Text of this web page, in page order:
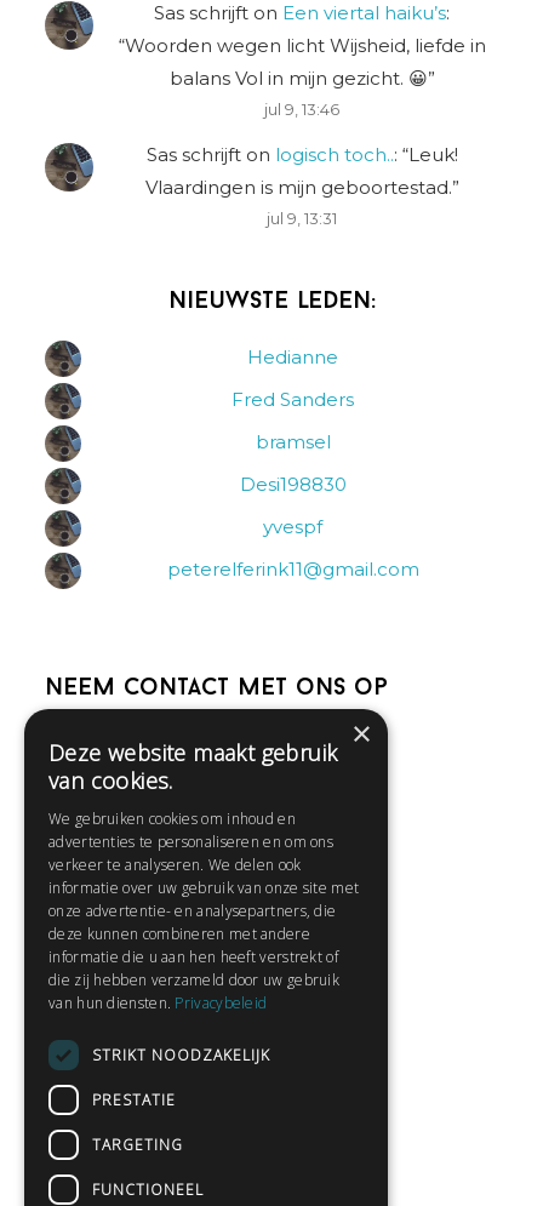
Sas schrijft on Een viertal haiku’s:
“Woorden wegen licht Wijsheid, liefde in
balans Vol in mijn gezicht. 😀”
jul 9, 13:46
Sas schrijfton logisch toch..: “Leuk!
Vlaardingen is mijn geboortestad.”
jul 9, 13:31
Nieuwste leden:
Hedianne
Fred Sanders
bramsel
Desi198830
yvespf
peterelferink11@gmail.com
Neem contact met ons op
Help
Contact
Huisregels
Snel naar:
Gratis aanmelden
Privacybeleid
Gedichten lezen
×
Deze website maakt gebruik
van cookies.
We gebruiken cookies om inhoud en
advertenties te personaliseren en om ons
verkeer te analyseren. We delen ook
informatie over uw gebruik van onze site met
onze advertentie- en analysepartners, die
deze kunnen combineren met andere
informatie die u aan hen heeft verstrekt of
die zij hebben verzameld door uw gebruik
van hun diensten. Privacybeleid
STRIKT NOODZAKELIJK
PRESTATIE
TARGETING
FUNCTIONEEL